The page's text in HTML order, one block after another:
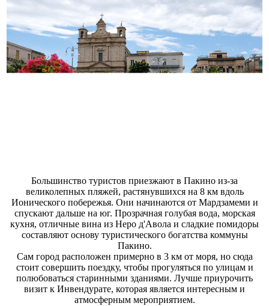
Большинство туристов приезжают в Пакино из-за
великолепных пляжей, растянувшихся на 8 км вдоль
Ионического побережья. Они начинаются от Мардзамеми и
спускают дальше на юг. Прозрачная голубая вода, морская
кухня, отличные вина из Неро д'Авола и сладкие помидоры
составляют основу туристического богатства коммуны
Пакино.
Сам город расположен примерно в 3 км от моря, но сюда
стоит совершить поездку, чтобы прогуляться по улицам и
полюбоваться старинными зданиями. Лучше приурочить
визит к Инвендурате, которая является интересным и
атмосферным мероприятием.